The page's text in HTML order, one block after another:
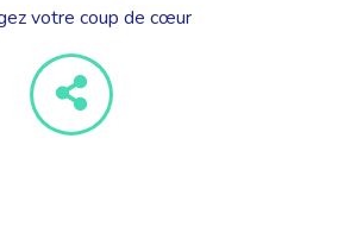
votre coup de cœur